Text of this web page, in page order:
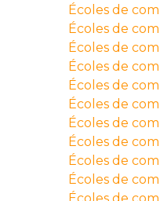
Écoles de
Écoles de
Écoles de
Écoles de
Écoles de
Écoles de
Écoles de
Écoles de
Écoles de
Écoles de